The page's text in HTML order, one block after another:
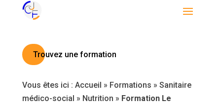
Trouvez une formation
Vous êtes ici : Accueil » Formations » Sanitaire
médico-social » Nutrition » Formation Le